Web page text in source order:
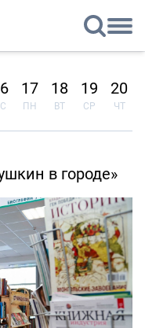
17
ПН
18
ВТ
19
СР
20
ЧТ
в городе»